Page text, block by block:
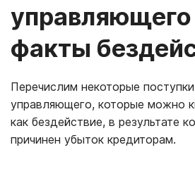
управляющего
факты
Перечислим некоторые
управляющего, которые можно
как бездействие, в результате
причинен убыток кредиторам.